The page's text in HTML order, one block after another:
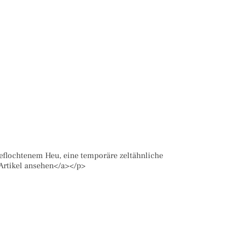
Heu, eine temporäre zeltähnliche
ansehen</a></p>